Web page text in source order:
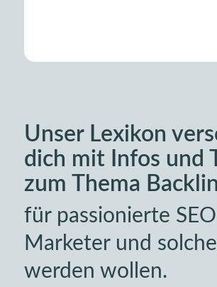
Unser Lexikon
dich mit Infos und
zum Thema
für passionierte
Marketer und
werden wollen.